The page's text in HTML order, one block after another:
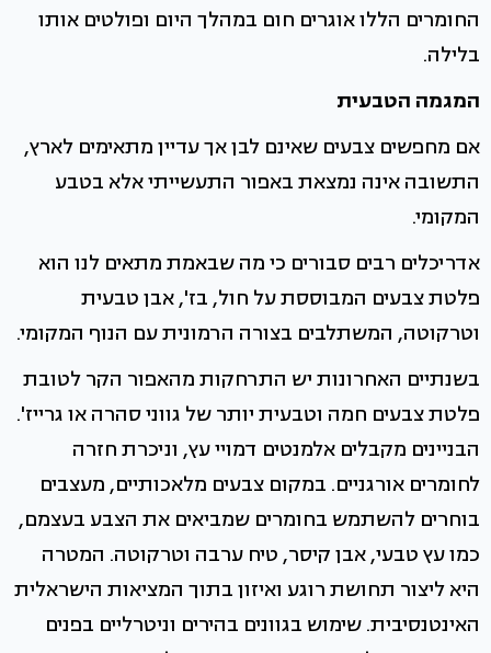
החומרים הללו אוגרים חום במהלך היום ופולטים אותו
בלילה.
המגמה הטבעית
אם מחפשים צבעים שאינם לבן אך עדיין מתאימים לארץ,
התשובה אינה נמצאת באפור התעשייתי אלא בטבע
המקומי.
אדריכלים רבים סבורים כי מה שבאמת מתאים לנו הוא
פלטת צבעים המבוססת על חול, בז', אבן טבעית
וטרקוטה, המשתלבים בצורה הרמונית עם הנוף המקומי.
בשנתיים האחרונות יש התרחקות מהאפור הקר לטובת
פלטת צבעים חמה וטבעית יותר של גווני סהרה או גרייז'.
הבניינים מקבלים אלמנטים דמויי עץ, וניכרת חזרה
לחומרים אורגניים. במקום צבעים מלאכותיים, מעצבים
בוחרים להשתמש בחומרים שמביאים את הצבע בעצמם,
כמו עץ טבעי, אבן קיסר, טיח ערבה וטרקוטה. המטרה
היא ליצור תחושת רוגע ואיזון בתוך המציאות הישראלית
האינטנסיבית. שימוש בגוונים בהירים וניטרליים בפנים